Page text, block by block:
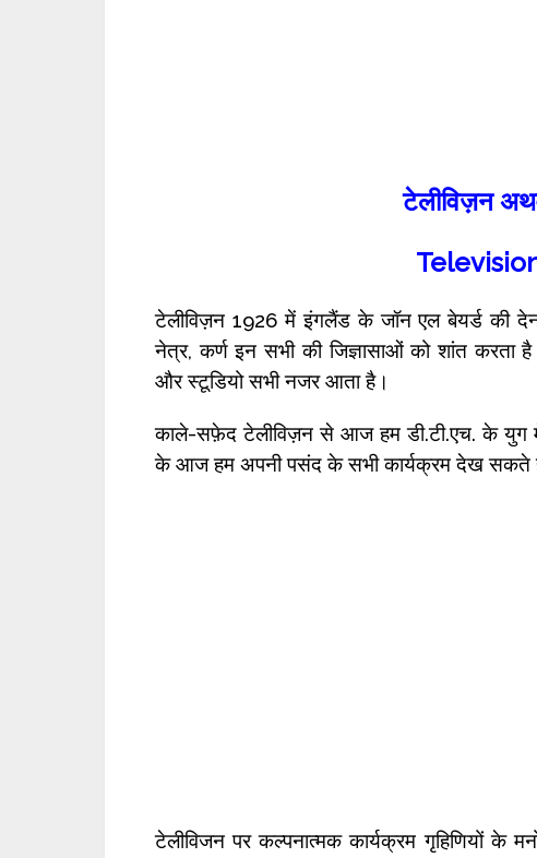
टेलीविज़न
टेलीविज़न 1926 में इंगलैंड के जॉन एल बेयर्ड की
नेत्र, कर्ण इन सभी की जिज्ञासाओं को शांत करता
और स्टूडियो सभी नजर आता है।
काले-सफ़ेद टेलीविज़न से आज हम डी.टी.एच. के युग
के आज हम अपनी पसंद के सभी कार्यक्रम देख सकते
टेलीविजन पर कल्पनात्मक कार्यक्रम गृहिणियों के